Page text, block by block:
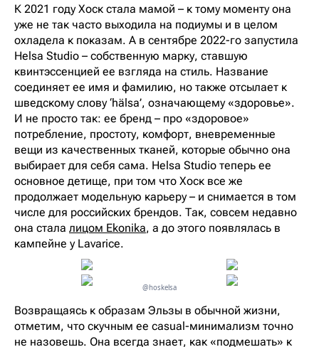
К 2021 году Хоск стала мамой – к тому моменту она
уже не так часто выходила на подиумы и в целом
охладела к показам. А в сентябре 2022-го запустила
Helsa Studio – собственную марку, ставшую
квинтэссенцией ее взгляда на стиль. Название
соединяет ее имя и фамилию, но также отсылает к
шведскому слову ‘hälsa’, означающему «здоровье».
И не просто так: ее бренд – про «здоровое»
потребление, простоту, комфорт, вневременные
вещи из качественных тканей, которые обычно она
выбирает для себя сама. Helsa Studio теперь ее
основное детище, при том что Хоск все же
продолжает модельную карьеру – и снимается в том
числе для российских брендов. Так, совсем недавно
она стала лицом Ekonika, а до этого появлялась в
кампейне у Lavarice.
@hoskelsa
Возвращаясь к образам Эльзы в обычной жизни,
отметим, что скучным ее casual-минимализм точно
не назовешь. Она всегда знает, как «подмешать» к